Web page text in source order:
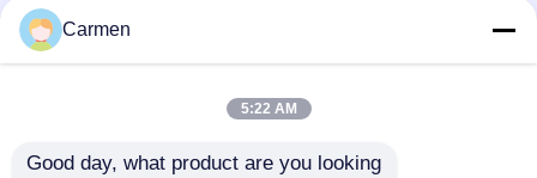
Vraag een offerte aan
ELFBAR Vape
85 x 43 x 22 mm ELFBAR NICKING
Carmen
5:22 AM
Good day, what product are you looking